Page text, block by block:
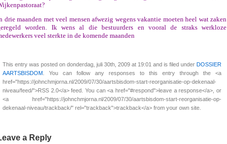
drie maanden met veel mensen afwezig wegens vakantie moeten heel wat zaken
worden. Ik wens al die bestuurders en vooral de straks werkloze
veel sterkte in de komende maanden
This entry was posted on donderdag, juli 30th, 2009 at 19:01 and is filed under DOSSIER
AARTSBISDOM . You can follow any responses to this entry through the <a
href="https://johnchmjorna.nl/2009/07/30/aartsbisdom-start-reorganisatie-op-dekenaal-
niveau/feed/">RSS 2.0</a> feed. You can <a href="#respond">leave a response</a>, or
<a href="https://johnchmjorna.nl/2009/07/30/aartsbisdom-start-reorganisatie-op-
dekenaal-niveau/trackback/" rel="trackback">trackback</a> from your own site.
a Reply